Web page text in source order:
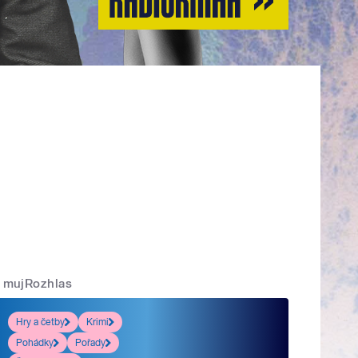
mujRozhlas
Hry a četby
Krimi
Pohádky
Pořady